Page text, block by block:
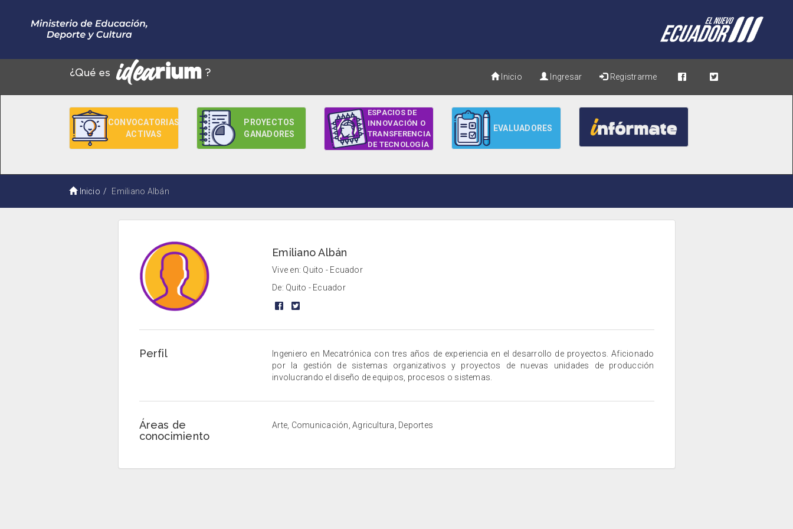
Inicio Ingresar Registrarme
CONVOCATORIAS
ACTIVAS
PROYECTOS
GANADORES
ESPACIOS DE
INNOVACIÓN O
TRANSFERENCIA
DE TECNOLOGÍA
EVALUADORES
Inicio Emiliano Albán
Emiliano Albán
Vive en: Quito - Ecuador
De: Quito - Ecuador
Perfil
Ingeniero en Mecatrónica con tres años de experiencia en el desarrollo de proyectos. Aficionado
por la gestión de sistemas organizativos y proyectos de nuevas unidades de producción
involucrando el diseño de equipos, procesos o sistemas.
Áreas de
conocimiento
Arte, Comunicación, Agricultura, Deportes